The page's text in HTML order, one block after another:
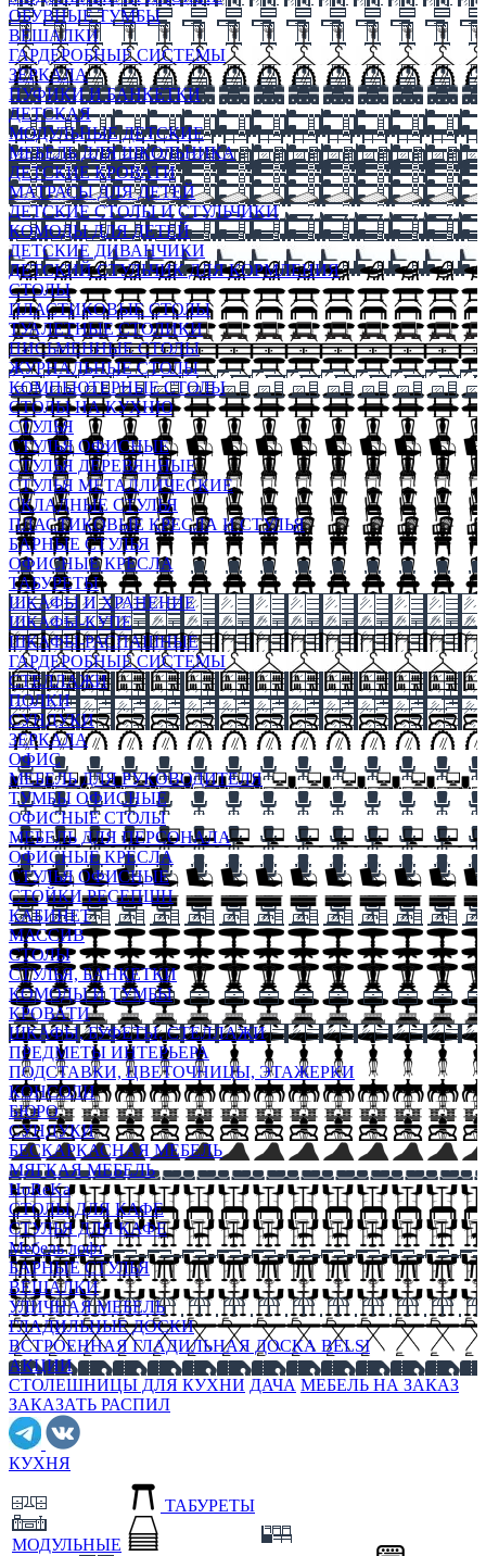
ОБУВНЫЕ ТУМБЫ
ВЕШАЛКИ
ГАРДЕРОБНЫЕ СИСТЕМЫ
ЗЕРКАЛА
ПУФИКИ И БАНКЕТКИ
ДЕТСКАЯ
МОДУЛЬНЫЕ ДЕТСКИЕ
МЕБЕЛЬ ДЛЯ ШКОЛЬНИКА
ДЕТСКИЕ КРОВАТИ
МАТРАСЫ ДЛЯ ДЕТЕЙ
ДЕТСКИЕ СТОЛЫ И СТУЛЬЧИКИ
КОМОДЫ ДЛЯ ДЕТЕЙ
ДЕТСКИЕ ДИВАНЧИКИ
ДЕТСКИЙ СТУЛЬЧИК ДЛЯ КОРМЛЕНИЯ
СТОЛЫ
ПЛАСТИКОВЫЕ СТОЛЫ
ТУАЛЕТНЫЕ СТОЛИКИ
ПИСЬМЕННЫЕ СТОЛЫ
ЖУРНАЛЬНЫЕ СТОЛЫ
КОМПЬЮТЕРНЫЕ СТОЛЫ
СТОЛЫ НА КУХНЮ
СТУЛЬЯ
СТУЛЬЯ ОФИСНЫЕ
СТУЛЬЯ ДЕРЕВЯННЫЕ
СТУЛЬЯ МЕТАЛЛИЧЕСКИЕ
СКЛАДНЫЕ СТУЛЬЯ
ПЛАСТИКОВЫЕ КРЕСЛА И СТУЛЬЯ
БАРНЫЕ СТУЛЬЯ
ОФИСНЫЕ КРЕСЛА
ТАБУРЕТЫ
ШКАФЫ И ХРАНЕНИЕ
ШКАФЫ-КУПЕ
ШКАФЫ-РАСПАШНЫЕ
ГАРДЕРОБНЫЕ СИСТЕМЫ
СТЕЛЛАЖИ
ПОЛКИ
СУНДУКИ
ЗЕРКАЛА
ОФИС
МЕБЕЛЬ ДЛЯ РУКОВОДИТЕЛЯ
ТУМБЫ ОФИСНЫЕ
ОФИСНЫЕ СТОЛЫ
МЕБЕЛЬ ДЛЯ ПЕРСОНАЛА
ОФИСНЫЕ КРЕСЛА
СТУЛЬЯ ОФИСНЫЕ
СТОЙКИ РЕСЕПШН
КАБИНЕТ
МАССИВ
СТОЛЫ
СТУЛЬЯ, БАНКЕТКИ
КОМОДЫ И ТУМБЫ
КРОВАТИ
ШКАФЫ, БУФЕТЫ, СТЕЛЛАЖИ
ПРЕДМЕТЫ ИНТЕРЬЕРА
ПОДСТАВКИ, ЦВЕТОЧНИЦЫ, ЭТАЖЕРКИ
КОНСОЛИ
БЮРО
СУНДУКИ
БЕСКАРКАСНАЯ МЕБЕЛЬ
МЯГКАЯ МЕБЕЛЬ
HoReKa
СТОЛЫ ДЛЯ КАФЕ
СТУЛЬЯ ДЛЯ КАФЕ
Мебель лофт
БАРНЫЕ СТУЛЬЯ
ВЕШАЛКИ
УЛИЧНАЯ МЕБЕЛЬ
ГЛАДИЛЬНЫЕ ДОСКИ
ВСТРОЕННАЯ ГЛАДИЛЬНАЯ ДОСКА BELSI
АКЦИИ
СТОЛЕШНИЦЫ ДЛЯ КУХНИ ДАЧА МЕБЕЛЬ НА ЗАКАЗ
ЗАКАЗАТЬ РАСПИЛ
КУХНЯ
МОДУЛЬНЫЕ
ТАБУРЕТЫ